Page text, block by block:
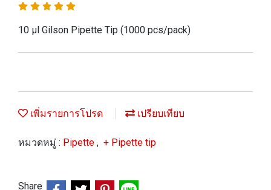
10 µl Gilson Pipette Tip (1000 pcs/pack)
เพิ่มรายการโปรด เปรียบเทียบ
หมวดหมู่ : Pipette , + Pipette tip
Share